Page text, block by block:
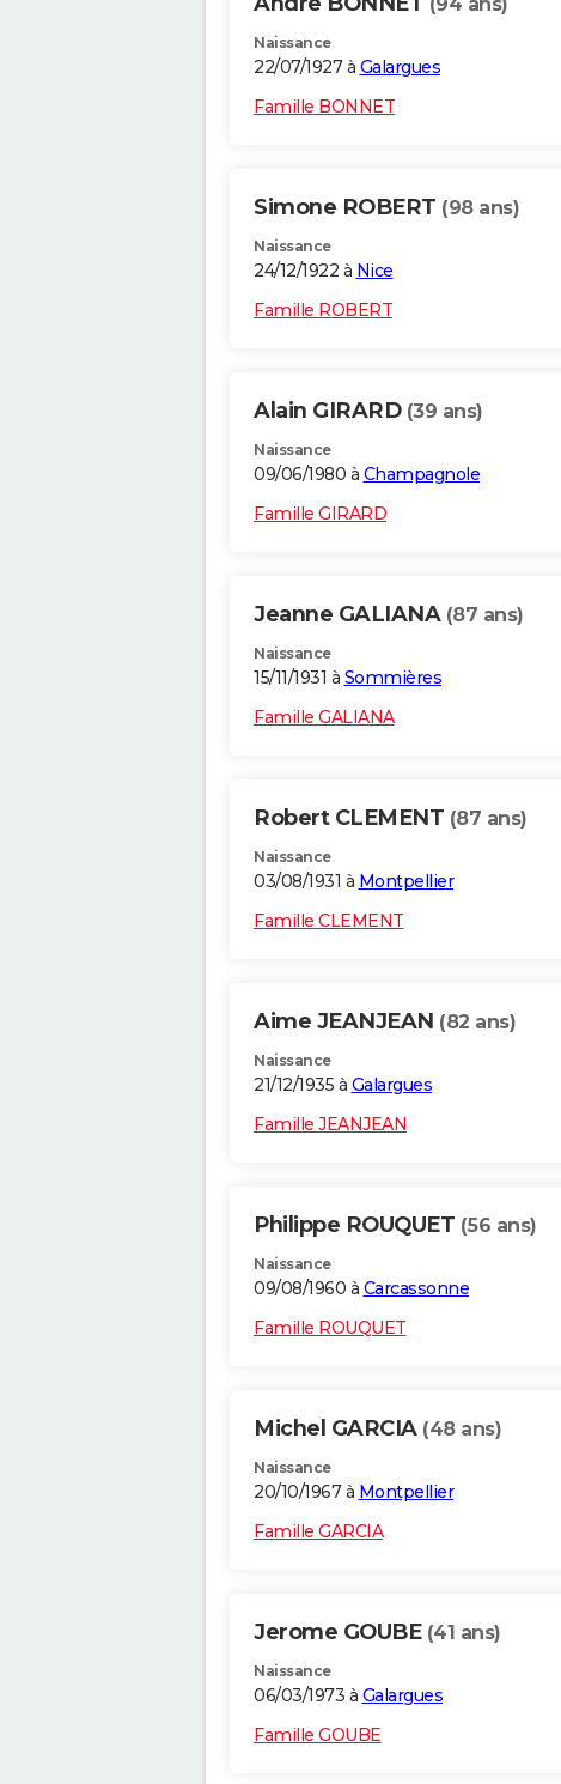
Naissance
22/07/1927 à Galargues
Famille BONNET
Simone ROBERT (98 ans)
Naissance
24/12/1922 à Nice
Famille ROBERT
Alain GIRARD (39 ans)
Naissance
09/06/1980 à Champagnole
Famille GIRARD
Jeanne GALIANA (87 ans)
Naissance
15/11/1931 à Sommières
Famille GALIANA
Robert CLEMENT (87 ans)
Naissance
03/08/1931 à Montpellier
Famille CLEMENT
Aime JEANJEAN (82 ans)
Naissance
21/12/1935 à Galargues
Famille JEANJEAN
Philippe ROUQUET (56 ans)
Naissance
09/08/1960 à Carcassonne
Famille ROUQUET
Michel GARCIA (48 ans)
Naissance
20/10/1967 à Montpellier
Famille GARCIA
Jerome GOUBE (41 ans)
Naissance
06/03/1973 à Galargues
Famille GOUBE